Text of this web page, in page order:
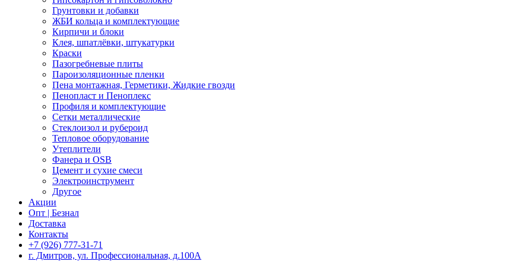
Грунтовки и добавки
ЖБИ кольца и комплектующие
Кирпичи и блоки
Клея, шпатлёвки, штукатурки
Краски
Пазогребневые плиты
Пароизоляционные пленки
Пена монтажная, Герметики, Жидкие гвозди
Пенопласт и Пеноплекс
Профиля и комплектующие
Сетки металлические
Стеклоизол и рубероид
Тепловое оборудование
Утеплители
Фанера и OSB
Цемент и сухие смеси
Электроинструмент
Другое
Акции
Опт | Безнал
Доставка
Контакты
+7 (926) 777-31-71
г. Дмитров, ул. Профессиональная, д.100А